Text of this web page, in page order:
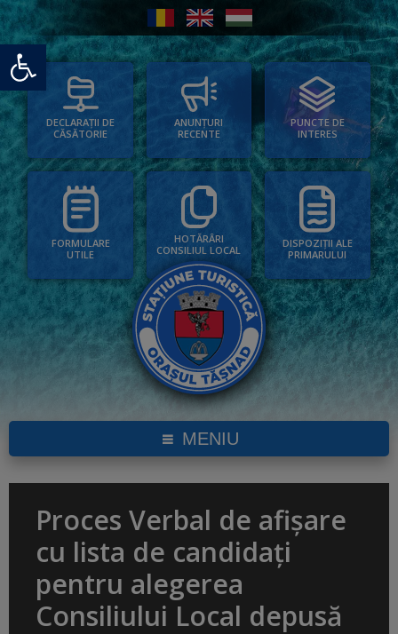
Deschide bara de unelte
DECLARAȚII DE
CĂSĂTORIE
ANUNȚURI
RECENTE
PUNCTE DE
INTERES
FORMULARE
UTILE
HOTĂRÂRI
CONSILIUL LOCAL
DISPOZIȚII ALE
PRIMARULUI
MENIU
Proces Verbal de afișare
cu lista de candidați
pentru alegerea
Consiliului Local depusă